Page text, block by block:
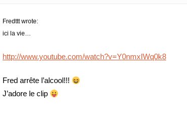
Fredttt wrote:
ici la vie…
http://www.youtube.com/watch?v=Y0nmxIWq0k8
Fred arrête l’alcool!!!
J’adore le clip